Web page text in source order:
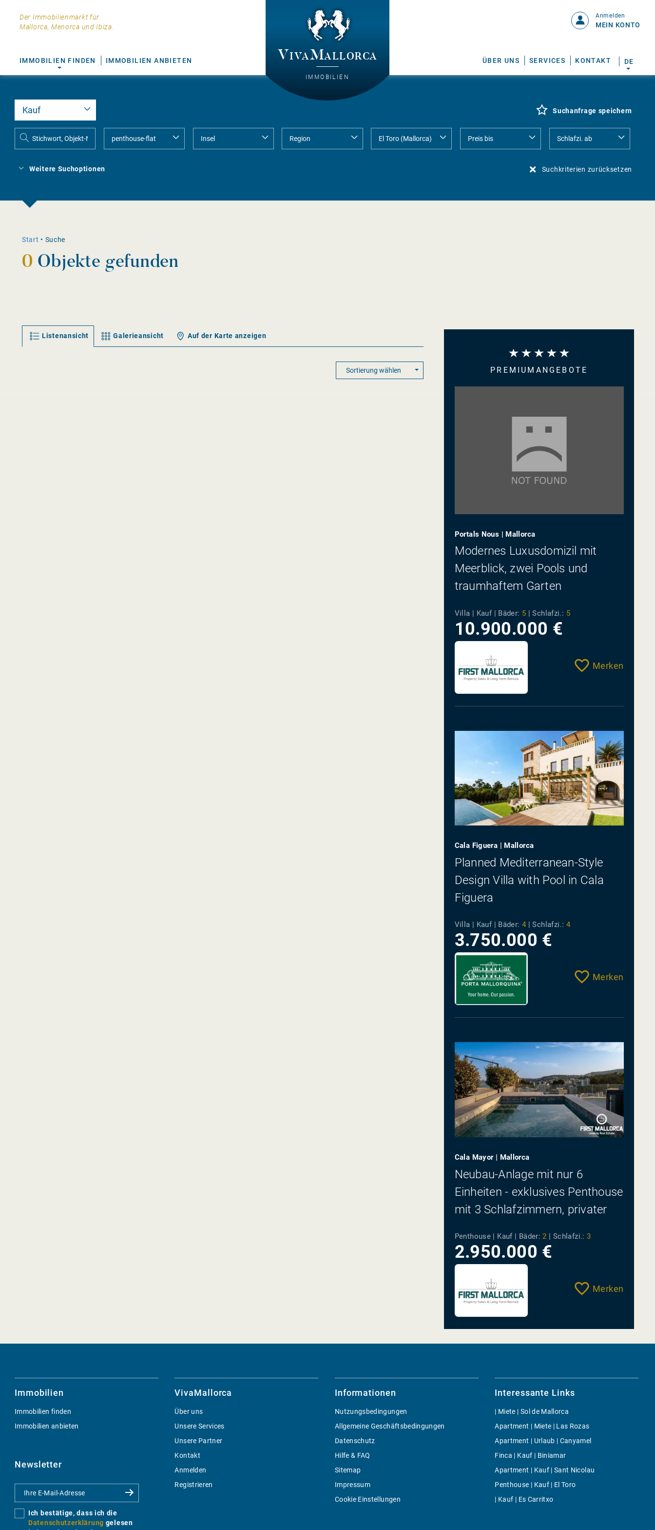
Der Immobilienmarkt für
Mallorca, Menorca und Ibiza.
VivaMallorca
IMMOBILIEN
IMMOBILIEN FINDEN IMMOBILIEN ANBIETEN ÜBER UNS SERVICES KONTAKT
Anmelden
MEIN KONTO
DE
Weitere Suchoptionen
Suchanfrage speichern
Suchkriterien zurücksetzen
Start • Suche
0 Objekte gefunden
Listenansicht Galerieansicht Auf der Karte anzeigen
PREMIUMANGEBOTE
Portals Nous | Mallorca
Modernes Luxusdomizil mit
Meerblick, zwei Pools und
traumhaftem Garten
Villa | Kauf | Bäder: 5 |Schlafzi.: 5
10.900.000 €
Merken
Cala Figuera | Mallorca
Planned Mediterranean-Style
Design Villa with Pool in Cala
Figuera
Villa | Kauf | Bäder: 4 |Schlafzi.: 4
3.750.000 €
Merken
Cala Mayor | Mallorca
Neubau-Anlage mit nur 6
Einheiten - exklusives Penthouse
mit 3 Schlafzimmern, privater
Meerblick
Penthouse | Kauf | Bäder: 2 | Schlafzi.: 3
2.950.000 €
Merken
Immobilien
Immobilien finden
Immobilien anbieten
Newsletter
Ich bestätige, dass ich die
Datenschutzerklärung gelesen
VivaMallorca
Über uns
Unsere Services
Unsere Partner
Kontakt
Anmelden
Registrieren
Informationen
Nutzungsbedingungen
Allgemeine Geschäftsbedingungen
Datenschutz
Hilfe & FAQ
Sitemap
Impressum
Cookie Einstellungen
Interessante Links
| Miete | Sol de Mallorca
Apartment | Miete | Las Rozas
Apartment | Urlaub | Canyamel
Finca | Kauf | Biniamar
Apartment | Kauf | Sant Nicolau
Penthouse | Kauf | El Toro
| Kauf | Es Carritxo